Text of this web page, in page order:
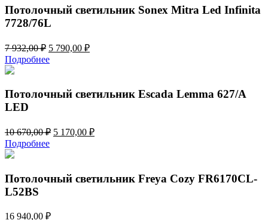
155,00 ₽.
Потолочный светильник Sonex Mitra Led Infinita
7728/76L
7 932,00₽ Первоначальная
цена
составляла
932,00 ₽.
5 790,00 ₽Текущая
Подробнее
Потолочный светильник Escada Lemma 627/A
LED
10 670,00₽ Первоначальная
670,00 ₽.
5 170,00 ₽Текущая
Подробнее
Потолочный светильник Freya Cozy FR6170CL-
L52BS
16 940,00 ₽